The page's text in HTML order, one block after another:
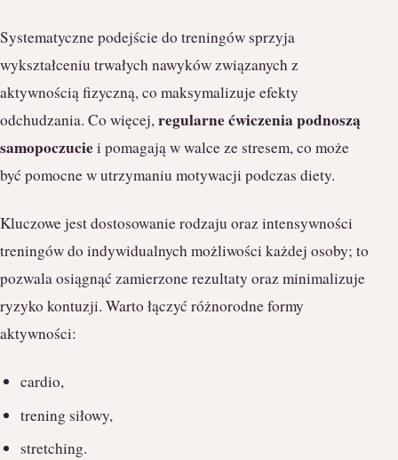
Systematyczne podejście do treningów sprzyja
wykształceniu trwałych nawyków związanych z
aktywnością fizyczną, co maksymalizuje efekty
odchudzania. Co więcej, regularne ćwiczenia podnoszą
samopoczuciei pomagają w walce ze stresem, co może
być pomocne w utrzymaniu motywacji podczas diety.
Kluczowe jest dostosowanie rodzaju oraz intensywności
treningów do indywidualnych możliwości każdej osoby; to
pozwala osiągnąć zamierzone rezultaty oraz minimalizuje
ryzyko kontuzji. Warto łączyć różnorodne formy
aktywności:
cardio,
trening siłowy,
stretching.